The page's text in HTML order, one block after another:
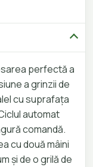
perfectă a
a grinzii de
cu suprafața
automat
comandă.
cu două mâini
și de o grilă de